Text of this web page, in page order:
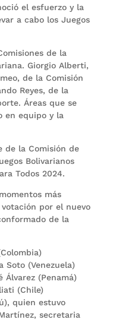
el esfuerzo y la
a cabo los Juegos
de la
Giorgio Alberti,
de la Comisión
Reyes, de la
Áreas que se
en equipo y la
de la Comisión de
Bolivarianos
Todos 2024.
más
por el nuevo
de la
Soto (Venezuela)
Álvarez (Penamá)
(Chile)
quien estuvo
secretaria